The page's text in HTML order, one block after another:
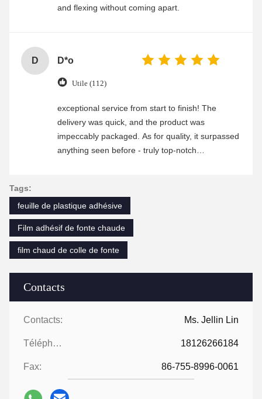
Contacts
Contacts: Ms. Jellin Lin
Téléphone: 18126266184
Fax: 86-755-8996-0061
and flexing without coming apart.
D D*o
Utile (112)
exceptional service from start to finish! The
delivery was quick, and the product was
impeccably packaged. As for quality, it surpassed
anything seen before - truly top-notch
Tags:
feuille de plastique adhésive
Film adhésif de fonte chaude
film chaud de colle de fonte